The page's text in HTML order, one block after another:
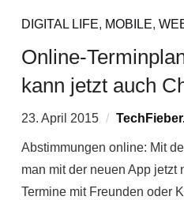
DIGITAL LIFE, MOBILE,
Online-
kann jetzt auch
23. April 2015
Abstimmungen online: Mit
man mit der neuen App jetzt
Termine mit Freunden oder